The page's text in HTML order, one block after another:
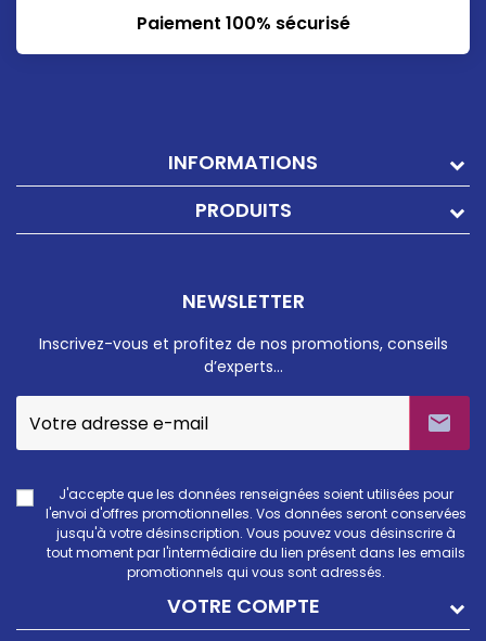
Paiement 100% sécurisé
INFORMATIONS
PRODUITS
NEWSLETTER
Inscrivez-vous et profitez de nos promotions, conseils
d’experts…

J'accepte que les données renseignées soient utilisées pour
l'envoi d'offres promotionnelles. Vos données seront conservées
jusqu'à votre désinscription. Vous pouvez vous désinscrire à
tout moment par l'intermédiaire du lien présent dans les emails
promotionnels qui vous sont adressés.
VOTRE COMPTE